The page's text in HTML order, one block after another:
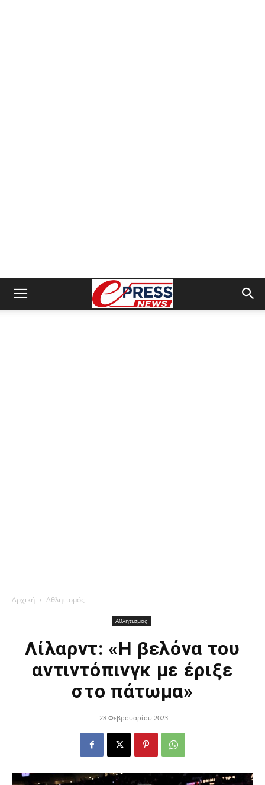
Αρχική Αθλητισμός
Αθλητισμός
Λίλαρντ: «Η βελόνα του
αντιντόπινγκ με έριξε
στο πάτωμα»
28 Φεβρουαρίου 2023